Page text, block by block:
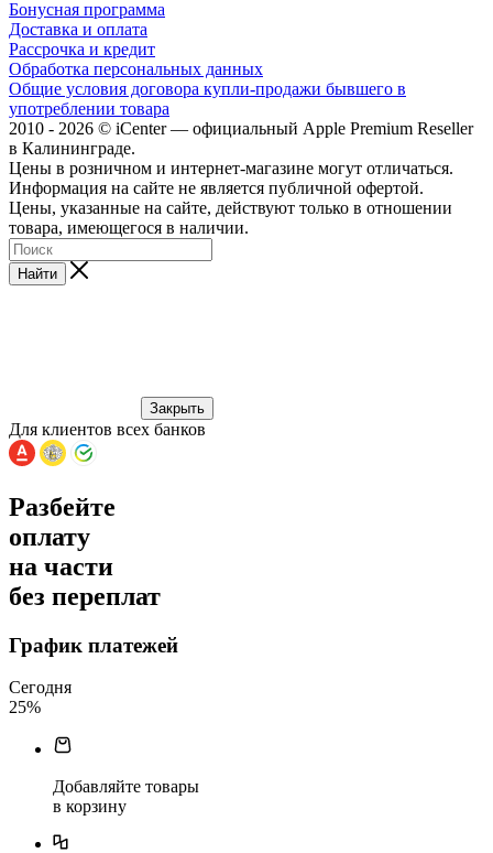
Бонусная программа
Доставка и оплата
Рассрочка и кредит
Обработка персональных данных
Общие условия договора купли-продажи бывшего в
употреблении товара
2010 - 2026 © iCenter — официальный Apple Premium Reseller
в Калининграде.
Цены в розничном и интернет-магазине могут отличаться.
Информация на сайте не является публичной офертой.
Цены, указанные на сайте, действуют только в отношении
товара, имеющегося в наличии.
Найти
Закрыть
Для клиентов всех банков
Разбейте
оплату
на части
без переплат
График платежей
Сегодня
25%
Добавляйте товары
в корзину